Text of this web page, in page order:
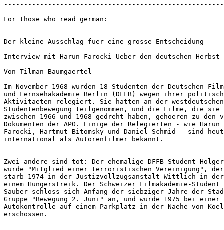
For those who read german:
Der kleine Ausschlag fuer eine grosse Entscheidung
Interview mit Harun Farocki Ueber den deutschen Herbst
Von Tilman Baumgaertel
Im November 1968 wurden 18 Studenten der Deutschen
und Fernsehakademie Berlin (DFFB) wegen ihrer
Aktivitaeten relegiert. Sie hatten an der westdeutschen
Studentenbewegung teilgenommen, und die Filme, die sie
zwischen 1966 und 1968 gedreht haben, gehoeren zu
Dokumenten der APO. Einige der Relegierten - wie Harun
Farocki, Hartmut Bitomsky und Daniel Schmid - sind
international als Autorenfilmer bekannt.
Zwei andere sind tot: Der ehemalige DFFB-Student
wurde "Mitglied einer terroristischen Vereinigung", der
starb 1974 in der Justizvollzugsanstalt Wittlich in
einem Hungerstreik. Der Schweizer Filmakademie-
Sauber schloss sich Anfang der siebziger Jahre der
Gruppe "Bewegung 2. Juni" an, und wurde 1975 bei einer
Autokontrolle auf einem Parkplatz in der Naehe von
erschossen.